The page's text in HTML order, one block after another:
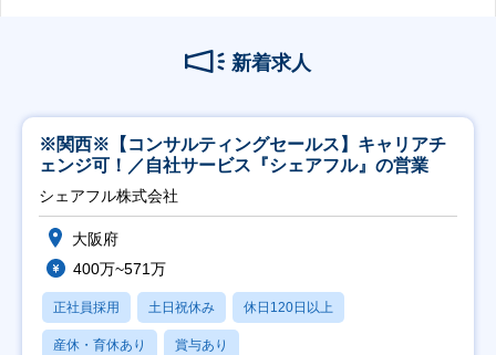
新着求人
※関西※【コンサルティングセールス】キャリアチ
ェンジ可！／自社サービス『シェアフル』の営業
シェアフル株式会社
大阪府
400万~571万
正社員採用 土日祝休み 休日120日以上
産休・育休あり 賞与あり